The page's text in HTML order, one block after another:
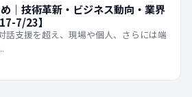
｜技術革新・ビジネス動向・業界
7/23】
話支援を超え、現場や個人、さらには端